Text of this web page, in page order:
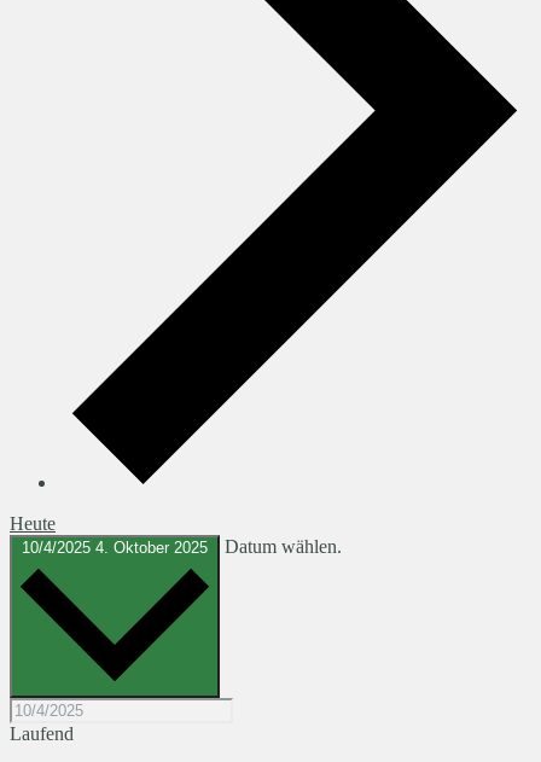
Heute
10/4/2025 4. Oktober 2025 Datum wählen.
Laufend